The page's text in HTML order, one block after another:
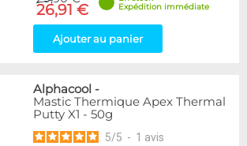
26,91 €
Expédition immédiate
Ajouter au panier
Alphacool -
Mastic Thermique Apex Thermal
Putty X1 - 50g
5/5 - 1 avis